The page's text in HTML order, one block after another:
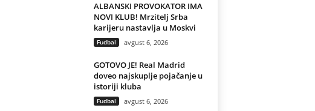
ALBANSKI PROVOKATOR IMA
NOVI KLUB! Mrzitelj Srba
karijeru nastavlja u Moskvi
Fudbal avgust 6, 2026
GOTOVO JE! Real Madrid
doveo najskuplje pojačanje u
istoriji kluba
Fudbal avgust 6, 2026